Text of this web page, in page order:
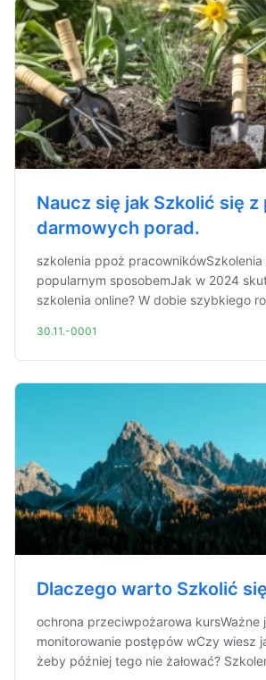
Naucz się jak Szkolić się z
darmowych porad.
szkolenia ppoż pracownikówSzkolenia
popularnym sposobemJak w 2024
szkolenia online? W dobie szybkiego
30.11.-0001
Dlaczego warto Szkolić
ochrona przeciwpożarowa kursWażne
monitorowanie postępów wCzy wiesz
żeby później tego nie żałować?